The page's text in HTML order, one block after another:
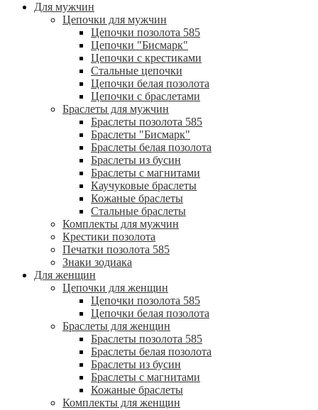
Для мужчин
Цепочки для мужчин
Цепочки позолота 585
Цепочки "Бисмарк"
Цепочки с крестиками
Стальные цепочки
Цепочки белая позолота
Цепочки с браслетами
Браслеты для мужчин
Браслеты позолота 585
Браслеты "Бисмарк"
Браслеты белая позолота
Браслеты из бусин
Браслеты с магнитами
Каучуковые браслеты
Кожаные браслеты
Стальные браслеты
Комплекты для мужчин
Крестики позолота
Печатки позолота 585
Знаки зодиака
Для женщин
Цепочки для женщин
Цепочки позолота 585
Цепочки белая позолота
Браслеты для женщин
Браслеты позолота 585
Браслеты белая позолота
Браслеты из бусин
Браслеты с магнитами
Кожаные браслеты
Комплекты для женщин